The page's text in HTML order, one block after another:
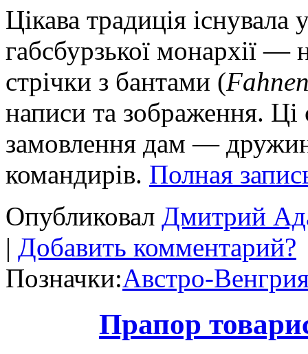
Цікава традиція існувала
габсбурзької монархії —
стрічки з бантами (
написи та зображення. Ці
замовлення дам —
командирів. Полная
Опубликовал Дмитрий
| Добавить комментарий?
Позначки:Австро-
Прапор